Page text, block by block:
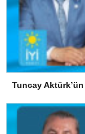
Tuncay